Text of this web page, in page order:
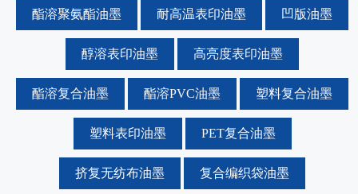
酯溶聚氨酯油墨 耐高温表印油墨 凹版油墨
醇溶表印油墨 高亮度表印油墨
酯溶复合油墨 酯溶PVC油墨 塑料复合油墨
塑料表印油墨 PET复合油墨
挤复无纺布油墨 复合编织袋油墨